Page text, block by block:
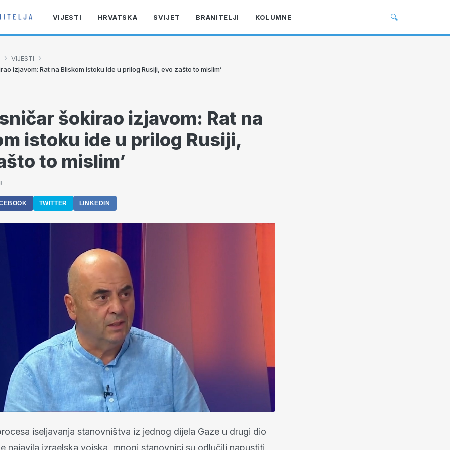
VIJESTI HRVATSKA SVIJET BRANITELJI KOLUMNE 🔍
› VIJESTI ›
izjavom: Rat na Bliskom istoku ide u prilog Rusiji, evo zašto to mislim’
šokirao izjavom: Rat na
istoku ide u prilog Rusiji,
to mislim’
TWITTER LINKEDIN
iseljavanja stanovništva iz jednog dijela Gaze u drugi dio
najavila izraelska vojska, mnogi stanovnici su odlučili napustiti